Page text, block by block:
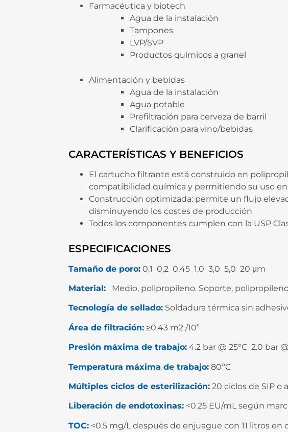
Farmacéutica y biotech
Agua de la instalación
Tampones
LVP/SVP
Productos químicos a granel
Alimentación y bebidas
Agua de la instalación
Agua potable
Prefiltración para cerveza de barril
Clarificación para vino/bebidas
CARACTERÍSTICAS Y BENEFICIOS
El cartucho filtrante está construido en
compatibilidad química y permitiendo su uso
Construcción optimizada: permite un flujo
disminuyendo los costes de producción
Todos los componentes cumplen con la USP
ESPECIFICACIONES
Tamaño de poro: 0,1 0,2 0,45 1,0 3,0 5,0 20 μm
Material: Medio, polipropileno. Soporte,
Tecnología de sellado: Soldadura térmica sin
Área de filtración: ≥0.43 m2 /10”
Presión máxima de trabajo: 4.2 bar @ 25°C 2.0 bar
Temperatura máxima de trabajo: 80ºC
Múltiples ciclos de esterilización: 20 ciclos de SIP o
Liberación de endotoxinas: <0.25 EU/mL según
TOC: <0.5 mg/L después de enjuague con 11 litros en